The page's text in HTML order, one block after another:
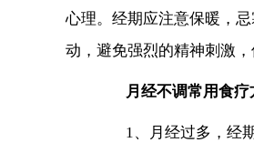
心理。经期应注意保暖，
动，避免强烈的精神刺激，
月经不调常用食疗
1、月经过多，经期